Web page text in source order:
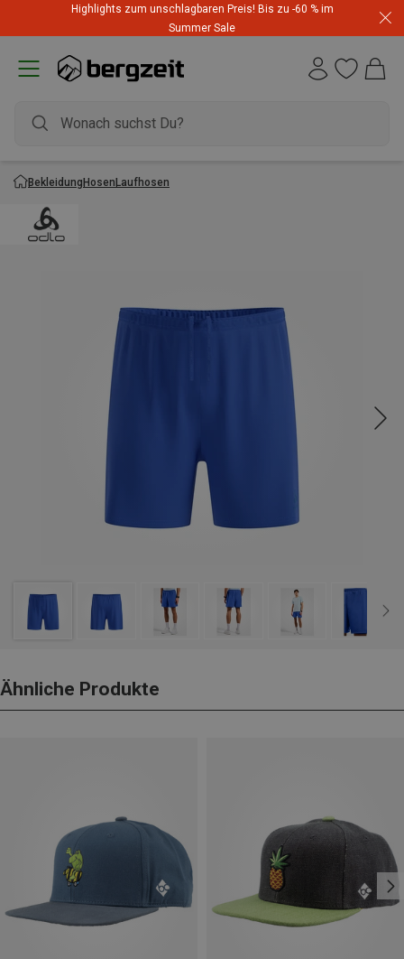
Highlights zum unschlagbaren Preis! Bis zu -60 % im
Summer Sale
BekleidungHosenLaufhosen
Ähnliche Produkte